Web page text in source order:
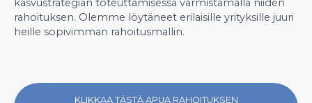
kasvustrategian toteuttamisessa varmistamalla niiden
rahoituksen. Olemme löytäneet erilaisille yrityksille juuri
heille sopivimman rahoitusmallin.
KLIKKAA TÄSTÄ APUA RAHOITUKSEN